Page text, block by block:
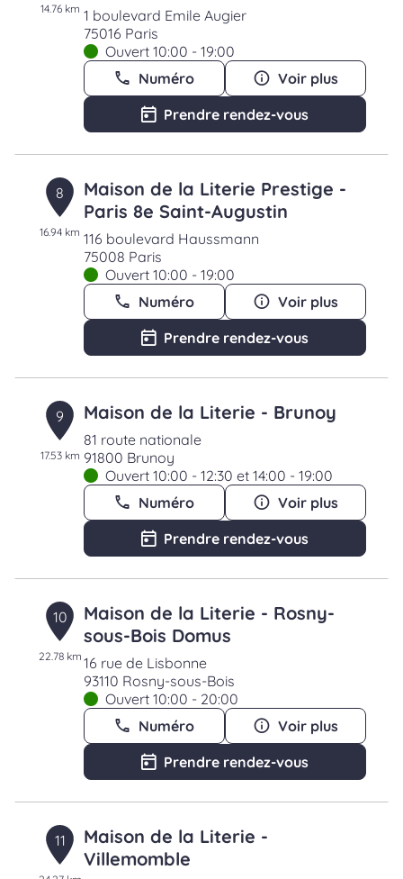
14.76 km 1 boulevard Emile Augier
75016 Paris
Ouvert 10:00 - 19:00
Numéro
Voir plus
Prendre rendez-vous
8
16.94 km
Maison de la Literie Prestige -
Paris 8e Saint-Augustin
116 boulevard Haussmann
75008 Paris
Ouvert 10:00 - 19:00
Numéro
Voir plus
Prendre rendez-vous
9
17.53 km
Maison de la Literie - Brunoy
81 route nationale
91800 Brunoy
Ouvert 10:00 - 12:30 et 14:00 - 19:00
Numéro
Voir plus
Prendre rendez-vous
10
22.78 km
Maison de la Literie - Rosny-
sous-Bois Domus
16 rue de Lisbonne
93110 Rosny-sous-Bois
Ouvert 10:00 - 20:00
Numéro
Voir plus
Prendre rendez-vous
11
Maison de la Literie -
Villemomble